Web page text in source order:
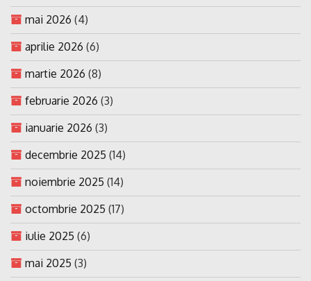
mai 2026 (4)
aprilie 2026 (6)
martie 2026 (8)
februarie 2026 (3)
ianuarie 2026 (3)
decembrie 2025 (14)
noiembrie 2025 (14)
octombrie 2025 (17)
iulie 2025 (6)
mai 2025 (3)